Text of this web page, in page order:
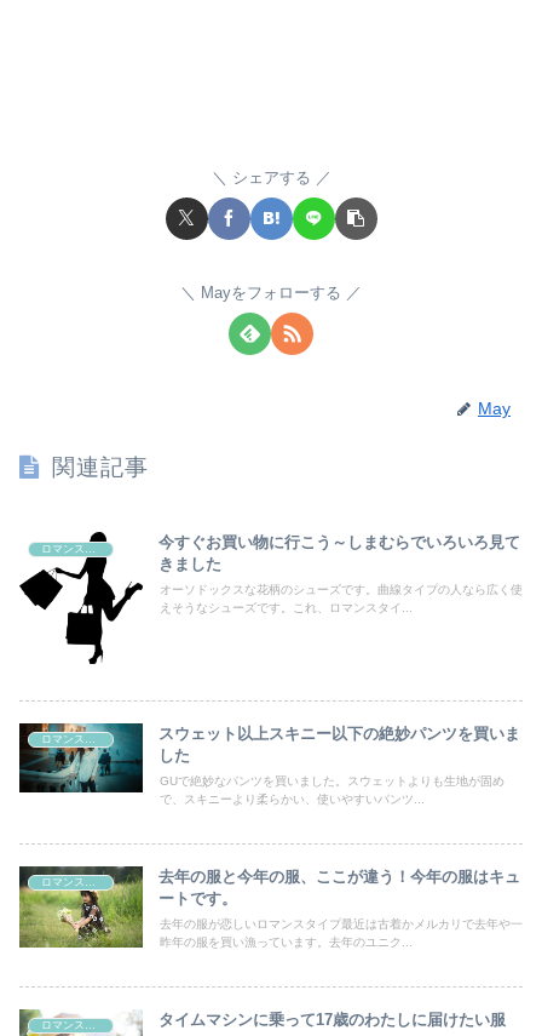
シェアする
Mayをフォローする
May
関連記事
今すぐお買い物に行こう～しまむらでいろいろ見て
きました
オーソドックスな花柄のシューズです。曲線タイプの人なら広く使
えそうなシューズです。これ、ロマンスタイ...
スウェット以上スキニー以下の絶妙パンツを買いま
した
GUで絶妙なパンツを買いました。スウェットよりも生地が固め
で、スキニーより柔らかい、使いやすいパンツ...
去年の服と今年の服、ここが違う！今年の服はキュ
ートです。
去年の服が恋しいロマンスタイプ最近は古着かメルカリで去年や一
昨年の服を買い漁っています。去年のユニク...
タイムマシンに乗って17歳のわたしに届けたい服